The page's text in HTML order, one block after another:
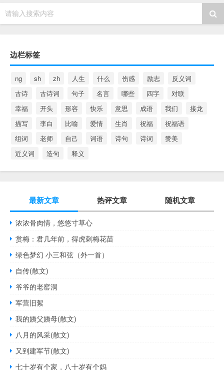
请输入搜索内容
边栏标签
ng sh zh 人生 什么 伤感 励志
反义词
古诗
古诗词 句子 名言 哪些 四字
对联
幸福
开头 形容 快乐 意思 成语 我们
接龙
描写
李白 比喻 爱情 生肖 祝福
祝福语
组词
老师 自己 词语 诗句 诗词
赞美
近义词
造句 释义
最新文章 热评文章 随机文章
浓浓骨肉情，悠悠寸草心
赏梅：君几年前，得虎刺梅花苗
绿色梦幻 小三和弦（外一首）
自传(散文)
爷爷的老窑洞
军营旧絮
我的姨父姨母(散文)
八月的风采(散文)
又到建军节(散文)
七十岁有个家，八十岁有个妈